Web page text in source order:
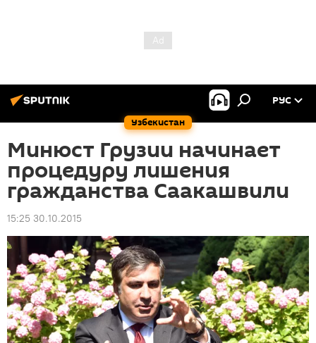
Узбекистан
РУС
Минюст Грузии начинает
процедуру лишения
гражданства Саакашвили
15:25 30.10.2015